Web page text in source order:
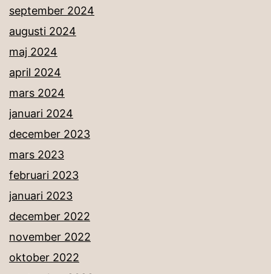
september 2024
augusti 2024
maj 2024
april 2024
mars 2024
januari 2024
december 2023
mars 2023
februari 2023
januari 2023
december 2022
november 2022
oktober 2022